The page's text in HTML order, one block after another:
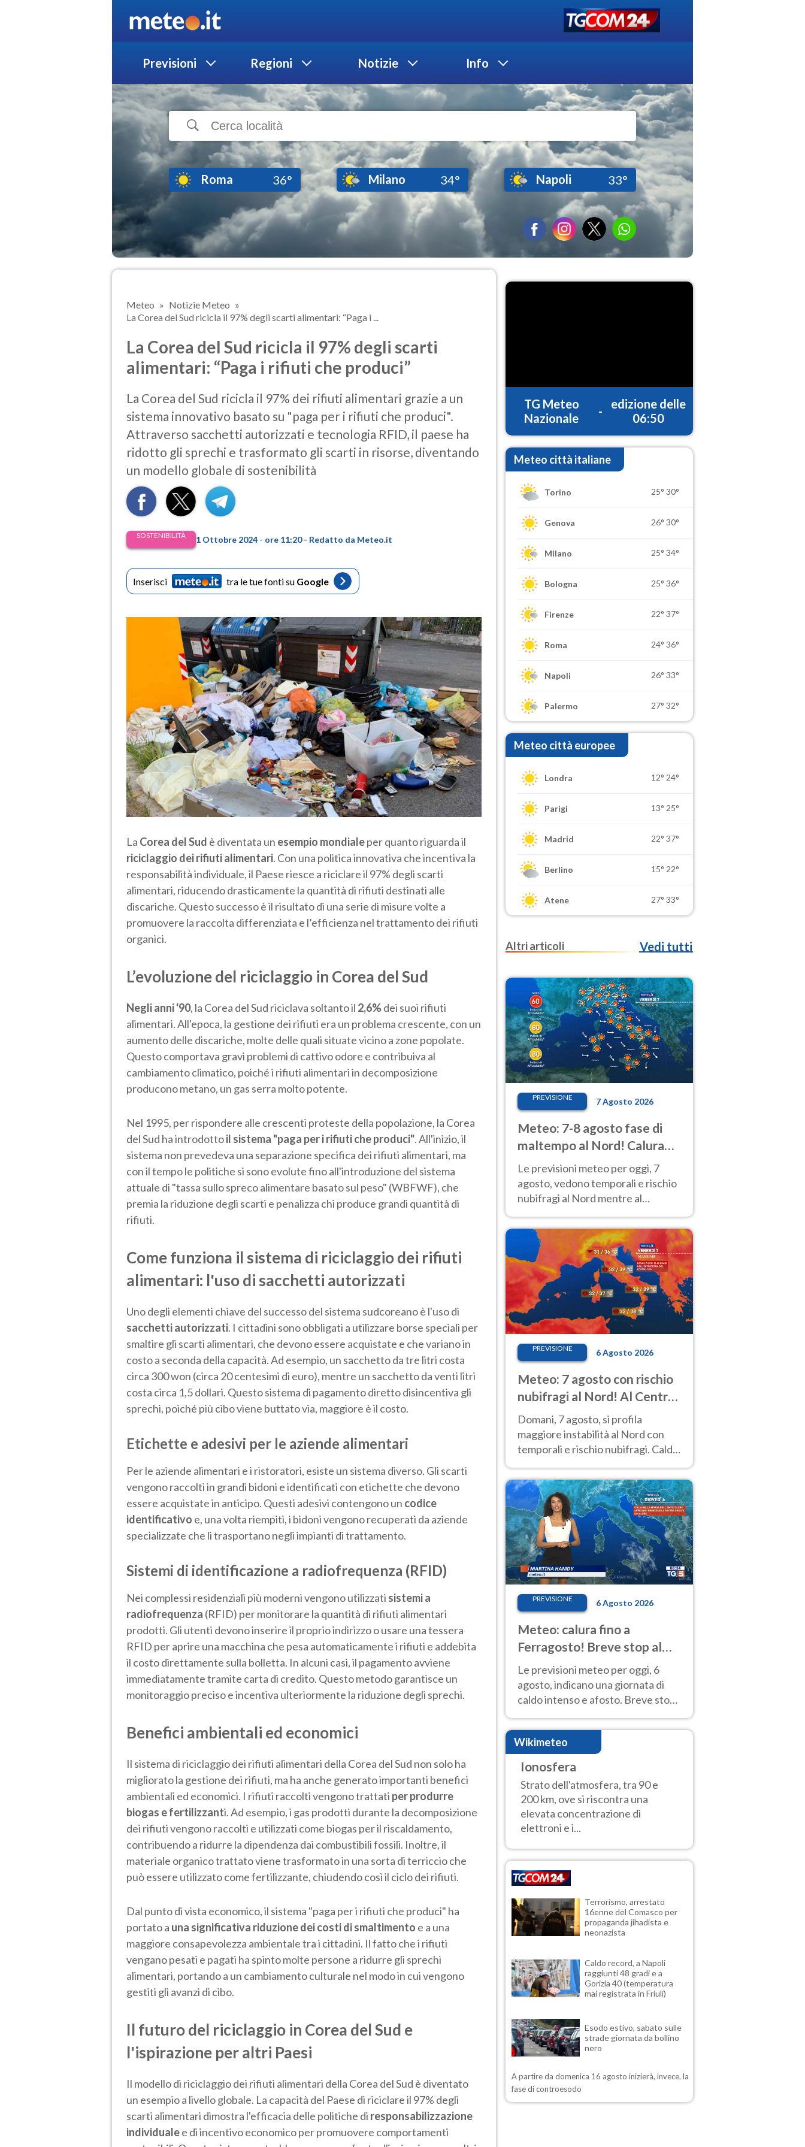
Previsioni Regioni Notizie Info
Roma 36° Milano 34° Napoli 33°
Meteo
Notizie Meteo
La Corea del Sud ricicla il 97% degli scarti alimentari: “Paga i ...
La Corea del Sud ricicla il 97% degli scarti
alimentari: “Paga i rifiuti che produci”
La Corea del Sud ricicla il 97% dei rifiuti alimentari grazie a un
sistema innovativo basato su "paga per i rifiuti che produci".
Attraverso sacchetti autorizzati e tecnologia RFID, il paese ha
ridotto gli sprechi e trasformato gli scarti in risorse, diventando
un modello globale di sostenibilità
SOSTENIBILITÀ 1 Ottobre 2024 - ore 11:20 - Redatto da Meteo.it
Inserisci tra le tue fonti su Google
La Corea del Sud è diventata un esempio mondialeper quanto riguarda il
riciclaggio dei rifiuti alimentari. Con una politica innovativa che incentiva la
responsabilità individuale, il Paese riesce a riciclare il 97% degli scarti
alimentari, riducendo drasticamente la quantità di rifiuti destinati alle
discariche. Questo successo è il risultato di una serie di misure volte a
promuovere la raccolta differenziata e l’efficienza nel trattamento dei rifiuti
organici.
L’evoluzione del riciclaggio in Corea del Sud
Negli anni '90, la Corea del Sud riciclava soltanto il 2,6%dei suoi rifiuti
alimentari. All'epoca, la gestione dei rifiuti era un problema crescente, con un
aumento delle discariche, molte delle quali situate vicino a zone popolate.
Questo comportava gravi problemi di cattivo odore e contribuiva al
cambiamento climatico, poiché i rifiuti alimentari in decomposizione
producono metano, un gas serra molto potente.
Nel 1995, per rispondere alle crescenti proteste della popolazione, la Corea
del Sud ha introdottoil sistema "paga per i rifiuti che produci". All'inizio, il
sistema non prevedeva una separazione specifica dei rifiuti alimentari, ma
con il tempo le politiche si sono evolute fino all'introduzione del sistema
attuale di "tassa sullo spreco alimentare basato sul peso" (WBFWF), che
premia la riduzione degli scarti e penalizza chi produce grandi quantità di
rifiuti​.
Come funziona il sistema di riciclaggio dei rifiuti
alimentari: l'uso di sacchetti autorizzati
Uno degli elementi chiave del successo del sistema sudcoreano è l'uso di
sacchetti autorizzati. I cittadini sono obbligati a utilizzare borse speciali per
smaltire gli scarti alimentari, che devono essere acquistate e che variano in
costo a seconda della capacità. Ad esempio, un sacchetto da tre litri costa
circa 300 won (circa 20 centesimi di euro), mentre un sacchetto da venti litri
costa circa 1,5 dollari. Questo sistema di pagamento diretto disincentiva gli
sprechi, poiché più cibo viene buttato via, maggiore è il costo.
Etichette e adesivi per le aziende alimentari
Per le aziende alimentari e i ristoratori, esiste un sistema diverso. Gli scarti
vengono raccolti in grandi bidoni e identificati con etichette che devono
essere acquistate in anticipo. Questi adesivi contengono un codice
identificativo e, una volta riempiti, i bidoni vengono recuperati da aziende
specializzate che li trasportano negli impianti di trattamento.
Sistemi di identificazione a radiofrequenza (RFID)
Nei complessi residenziali più moderni vengono utilizzati sistemi a
radiofrequenza (RFID) per monitorare la quantità di rifiuti alimentari
prodotti. Gli utenti devono inserire il proprio indirizzo o usare una tessera
RFID per aprire una macchina che pesa automaticamente i rifiuti e addebita
il costo direttamente sulla bolletta. In alcuni casi, il pagamento avviene
immediatamente tramite carta di credito. Questo metodo garantisce un
monitoraggio preciso e incentiva ulteriormente la riduzione degli sprechi​.
Benefici ambientali ed economici
Il sistema di riciclaggio dei rifiuti alimentari della Corea del Sud non solo ha
migliorato la gestione dei rifiuti, ma ha anche generato importanti benefici
ambientali ed economici. I rifiuti raccolti vengono trattati per produrre
biogas e fertilizzanti. Ad esempio, i gas prodotti durante la decomposizione
dei rifiuti vengono raccolti e utilizzati come biogas per il riscaldamento,
contribuendo a ridurre la dipendenza dai combustibili fossili. Inoltre, il
materiale organico trattato viene trasformato in una sorta di terriccio che
può essere utilizzato come fertilizzante, chiudendo così il ciclo dei rifiuti.
Dal punto di vista economico, il sistema "paga per i rifiuti che produci" ha
portato a una significativa riduzione dei costi di smaltimento e a una
maggiore consapevolezza ambientale tra i cittadini. Il fatto che i rifiuti
vengano pesati e pagati ha spinto molte persone a ridurre gli sprechi
alimentari, portando a un cambiamento culturale nel modo in cui vengono
gestiti gli avanzi di cibo.
Il futuro del riciclaggio in Corea del Sud e
l'ispirazione per altri Paesi
Il modello di riciclaggio dei rifiuti alimentari della Corea del Sud è diventato
un esempio a livello globale. La capacità del Paese di riciclare il 97% degli
scarti alimentari dimostra l'efficacia delle politiche di responsabilizzazione
individualee di incentivo economico per promuovere comportamenti
TG Meteo
Nazionale
-
edizione delle
06:50
Meteo città italiane
Torino 25° 30°
Genova 26° 30°
Milano 25° 34°
Bologna 25° 36°
Firenze 22° 37°
Roma 24° 36°
Napoli 26° 33°
Palermo 27° 32°
Meteo città europee
Londra 12° 24°
Parigi 13° 25°
Madrid 22° 37°
Berlino 15° 22°
Atene 27° 33°
Altri articoli Vedi tutti
PREVISIONE 7 Agosto 2026
Meteo: 7-8 agosto fase di
maltempo al Nord! Calura
fino a Ferragosto
Le previsioni meteo per oggi, 7
agosto, vedono temporali e rischio
nubifragi al Nord mentre al
molto intenso.
PREVISIONE 6 Agosto 2026
Meteo: 7 agosto con rischio
nubifragi al Nord! Al Centro-
Sud caldo estremo
Domani, 7 agosto, si profila
maggiore instabilità al Nord con
temporali e rischio nubifragi. Caldo
previsioni.
PREVISIONE 6 Agosto 2026
Meteo: calura fino a
Ferragosto! Breve stop al
Nord tra 7 e 9 agosto
Le previsioni meteo per oggi, 6
agosto, indicano una giornata di
caldo intenso e afosto. Breve stop
all'Anticiclone solo sulle regioni del
Nord.
Wikimeteo
Ionosfera
Strato dell'atmosfera, tra 90 e
200 km, ove si riscontra una
elevata concentrazione di
elettroni e i...
Terrorismo, arrestato
16enne del Comasco per
propaganda jihadista e
neonazista
Caldo record, a Napoli
raggiunti 48 gradi e a
Gorizia 40 (temperatura
mai registrata in Friuli)
Esodo estivo, sabato sulle
strade giornata da bollino
nero
A partire da domenica 16 agosto inizierà, invece, la
fase di controesodo